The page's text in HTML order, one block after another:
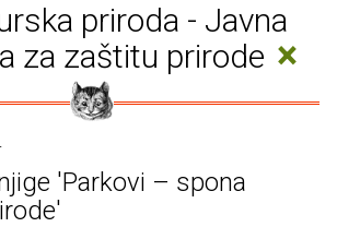
priroda - Javna
za zaštitu prirode ×
'Parkovi – spona